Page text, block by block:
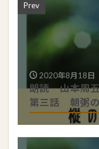
Prev
2020年8月18日
朗読 山本周
第三話 朝粥の